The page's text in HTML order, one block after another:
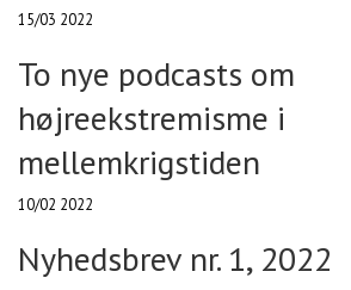
15/03 2022
To nye podcasts om
højreekstremisme i
mellemkrigstiden
10/02 2022
Nyhedsbrev nr. 1, 2022